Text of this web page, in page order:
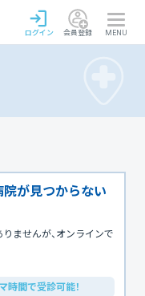
ログイン 会員登録 MENU
院が見つからない
ませんが、オンラインで
時間で受診可能！